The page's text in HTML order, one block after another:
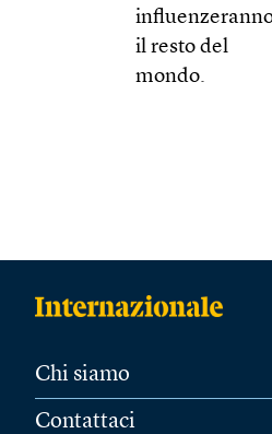
il resto del
mondo.
Chi siamo
Contattaci